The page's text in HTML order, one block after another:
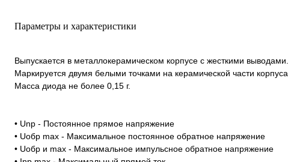
Параметры и характеристики
Выпускается в металлокерамическом корпусе с жесткими выводами.
Маркируется двумя белыми точками на керамической части корпуса.
Масса диода не более 0,15 г.
• Unp - Постоянное прямое напряжение
• Uoбp max - Максимальное постоянное обратное напряжение
• Uoбp и max - Максимальное импульсное обратное напряжение